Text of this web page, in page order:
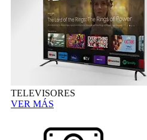
TELEVISORES
VER MÁS